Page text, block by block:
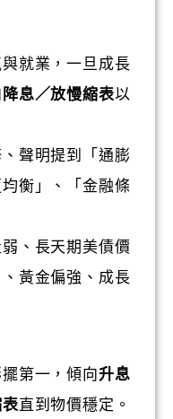
與就業，一旦成長
降息／放慢縮表以
、聲明提到「通膨
衡」、「金融條
弱、長天期美債價
黃金偏強、成長
擺第一，傾向升息
直到物價穩定。